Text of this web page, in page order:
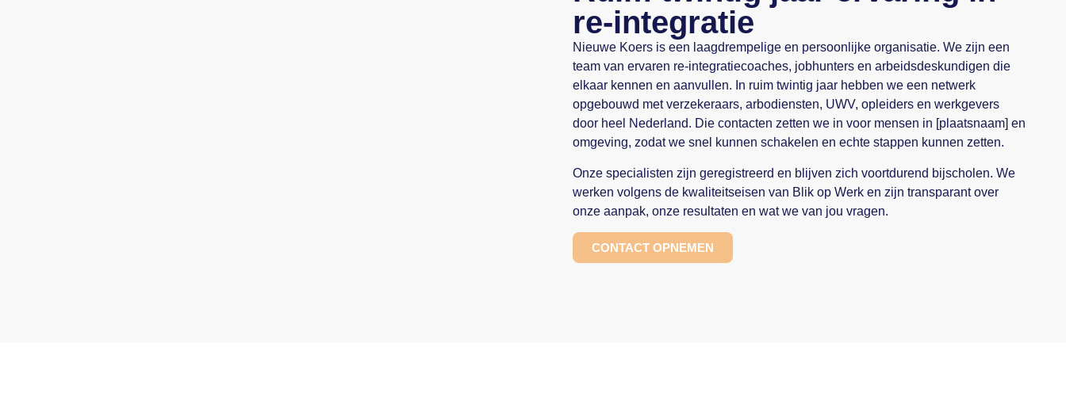
re-integratie
Nieuwe Koers is een laagdrempelige en persoonlijke organisatie. We zijn een
team van ervaren re-integratiecoaches, jobhunters en arbeidsdeskundigen die
elkaar kennen en aanvullen. In ruim twintig jaar hebben we een netwerk
opgebouwd met verzekeraars, arbodiensten, UWV, opleiders en werkgevers
door heel Nederland. Die contacten zetten we in voor mensen in [plaatsnaam] en
omgeving, zodat we snel kunnen schakelen en echte stappen kunnen zetten.
Onze specialisten zijn geregistreerd en blijven zich voortdurend bijscholen. We
werken volgens de kwaliteitseisen van Blik op Werk en zijn transparant over
onze aanpak, onze resultaten en wat we van jou vragen.
CONTACT OPNEMEN